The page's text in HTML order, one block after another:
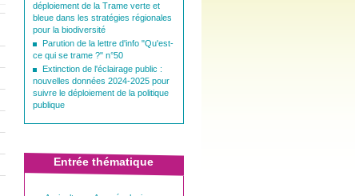
déploiement de la Trame verte et
bleue dans les stratégies régionales
pour la biodiversité
Parution de la lettre d'info "Qu'est-
ce qui se trame ?" n°50
Extinction de l'éclairage public :
nouvelles données 2024-2025 pour
suivre le déploiement de la politique
publique
Entrée thématique